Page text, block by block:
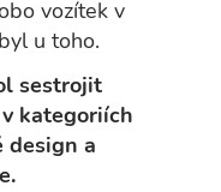
vozítek v
u toho.
sestrojit
kategoriích
design a